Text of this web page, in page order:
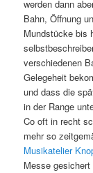
werden dann
Bahn, Öffnung
Mundstücke bis
verschiedenen
Gelegeheit
und dass die
in der Range
Co oft in recht
mehr so
Musikatelier
Messe